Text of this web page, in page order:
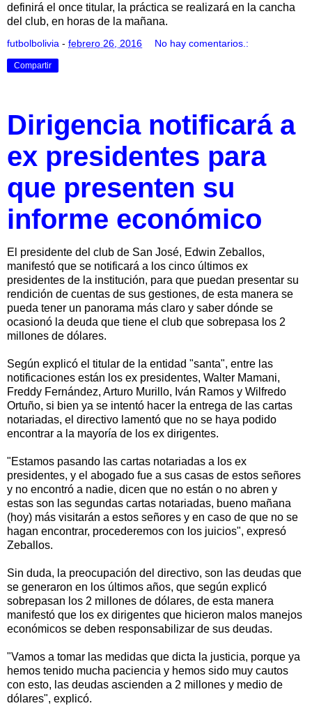
definirá el once titular, la práctica se realizará en la cancha
del club, en horas de la mañana.
futbolbolivia - febrero 26, 2016 No hay comentarios.:
Compartir
Dirigencia notificará a
ex presidentes para
que presenten su
informe económico
El presidente del club de San José, Edwin Zeballos,
manifestó que se notificará a los cinco últimos ex
presidentes de la institución, para que puedan presentar su
rendición de cuentas de sus gestiones, de esta manera se
pueda tener un panorama más claro y saber dónde se
ocasionó la deuda que tiene el club que sobrepasa los 2
millones de dólares.
Según explicó el titular de la entidad "santa", entre las
notificaciones están los ex presidentes, Walter Mamani,
Freddy Fernández, Arturo Murillo, Iván Ramos y Wilfredo
Ortuño, si bien ya se intentó hacer la entrega de las cartas
notariadas, el directivo lamentó que no se haya podido
encontrar a la mayoría de los ex dirigentes.
"Estamos pasando las cartas notariadas a los ex
presidentes, y el abogado fue a sus casas de estos señores
y no encontró a nadie, dicen que no están o no abren y
estas son las segundas cartas notariadas, bueno mañana
(hoy) más visitarán a estos señores y en caso de que no se
hagan encontrar, procederemos con los juicios", expresó
Zeballos.
Sin duda, la preocupación del directivo, son las deudas que
se generaron en los últimos años, que según explicó
sobrepasan los 2 millones de dólares, de esta manera
manifestó que los ex dirigentes que hicieron malos manejos
económicos se deben responsabilizar de sus deudas.
"Vamos a tomar las medidas que dicta la justicia, porque ya
hemos tenido mucha paciencia y hemos sido muy cautos
con esto, las deudas ascienden a 2 millones y medio de
dólares", explicó.